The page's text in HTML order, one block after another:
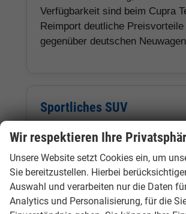
Verfügbarkeit sind beim Cupra
Reimport deutliche Preisvorteile
gegenüber deutschen
Sportliches SUV
Der Cupra Terramar verbindet
Sitzposition, dynamisches
moderne Technik mit hoher
Alltagstauglichkeit.
Wir respektieren Ihre
Unsere Website setzt Cookies ein, um
Sie bereitzustellen. Hierbei
Auswahl und verarbeiten nur die Daten
Analytics und Personalisierung, für die